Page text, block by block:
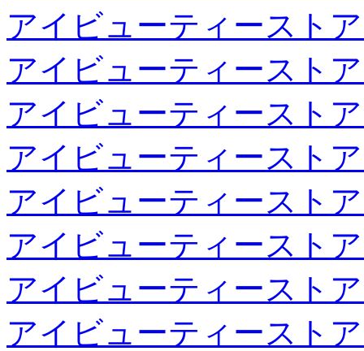
アイビューティースト
アイビューティースト
アイビューティースト
アイビューティースト
アイビューティースト
アイビューティースト
アイビューティースト
アイビューティースト